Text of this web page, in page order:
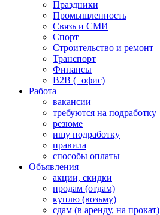
Праздники
Промышленность
Связь и СМИ
Спорт
Строительство и ремонт
Транспорт
Финансы
B2B (+офис)
Работа
вакансии
требуются на подработку
резюме
ищу подработку
правила
способы оплаты
Объявления
акции, скидки
продам (отдам)
куплю (возьму)
сдам (в аренду, на прокат)